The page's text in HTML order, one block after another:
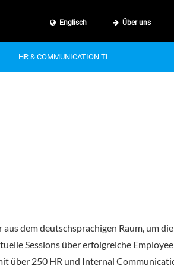
Englisch Über uns
HR & COMMUNICATION TECH
dem deutschsprachigen Raum, um die
Sessions über erfolgreiche
über 250 HR und Internal